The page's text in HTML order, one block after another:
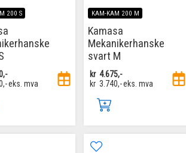
200 S
eks. mva
KAM-KAM 200 M
Kamasa
Mekanikerhanske
svart M
kr 4.675,-
kr 3.740,-eks. mva